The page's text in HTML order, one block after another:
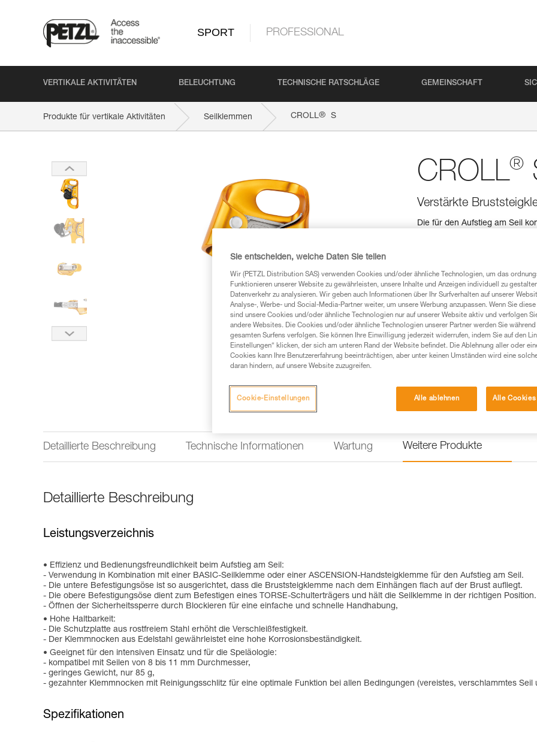
SPORT PROFESSIONAL
VERTIKALE AKTIVITÄTEN BELEUCHTUNG TECHNISCHE RATSCHLÄGE GEMEINSCHAFT
Produkte für vertikale Aktivitäten Seilklemmen CROLL® S
CROLL®
Verstärkte
Die für den Aufstieg am Seil
und einfach zu bedienen. Die
Aufstiegs. Die aus rostfreiem
und schützt den Bereich vor
Einen Händler finden
Detaillierte Beschreibung Technische Informationen Wartung Weitere Produkte
Detaillierte Beschreibung
Leistungsverzeichnis
Effizienz und Bedienungsfreundlichkeit beim Aufstieg am Seil:
- Verwendung in Kombination mit einer BASIC-Seilklemme oder einer ASCENSION-Handsteigklemme für den Aufstieg am Seil.
- Die untere Befestigungsöse ist so ausgerichtet, dass die Bruststeigklemme nach dem Einhängen flach auf der Brust aufliegt.
- Die obere Befestigungsöse dient zum Befestigen eines TORSE-Schulterträgers und hält die Seilklemme in der richtigen Position.
- Öffnen der Sicherheitssperre durch Blockieren für eine einfache und schnelle Handhabung,
Hohe Haltbarkeit:
- Die Schutzplatte aus rostfreiem Stahl erhöht die Verschleißfestigkeit.
- Der Klemmnocken aus Edelstahl gewährleistet eine hohe Korrosionsbeständigkeit.
Geeignet für den intensiven Einsatz und für die Speläologie:
- kompatibel mit Seilen von 8 bis 11 mm Durchmesser,
- geringes Gewicht, nur 85 g,
- gezahnter Klemmnocken mit Reinigungsschlitz für eine optimale Funktion bei allen Bedingungen (vereistes, verschlammtes Seil
Spezifikationen
Sie entscheiden, welche Daten Sie teilen
Wir (PETZL Distribution SAS) verwenden Cookies und/oder ähnliche Technologien, um das
Funktionieren unserer Website zu gewährleisten, unsere Inhalte und Anzeigen individuell zu
Datenverkehr zu analysieren. Wir geben auch Informationen über Ihr Surfverhalten auf unserer
Analyse-, Werbe- und Social-Media-Partner weiter, um unsere Werbung anzupassen. Wenn Sie
sind unsere Cookies und/oder ähnliche Technologien nur auf unserer Website aktiv und verfolgen
andere Websites. Die Cookies und/oder ähnliche Technologien unserer Partner werden Sie während
gesamten Surfens verfolgen. Sie können Ihre Einwilligung jederzeit widerrufen, indem Sie auf den
Einstellungen“ klicken, der sich am unteren Rand der Website befindet. Die Ablehnung aller oder
Cookies kann Ihre Benutzererfahrung beeinträchtigen, aber unter keinen Umständen wird eine
daran hindern, auf unsere Website zuzugreifen.
Alle ablehnen Alle Cookies
Cookie-Einstellungen